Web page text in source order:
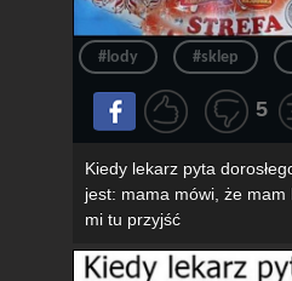
#lody #sklep
5
Kiedy lekarz pyta
jest: mama mówi, że mam
mi tu przyjść